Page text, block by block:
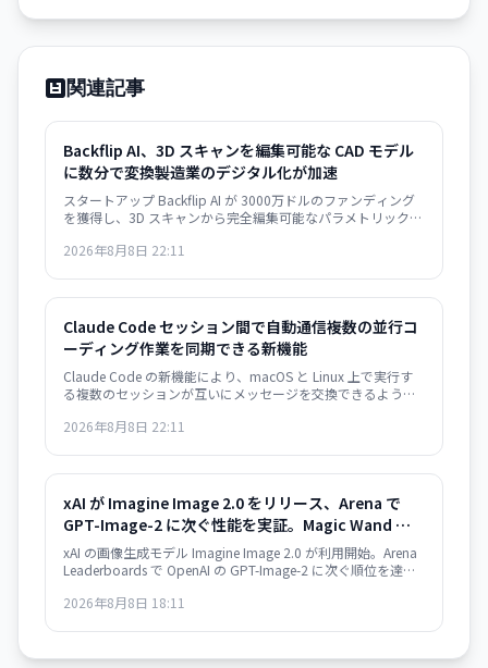
関連記事
Backflip AI、3D スキャンを編集可能な CAD モデル
に数分で変換――製造業のデジタル化が加速
スタートアップ Backflip AI が 3000万ドルのファンディング
を獲得し、3D スキャンから完全編集可能なパラメトリック
Autodesk Fusion 対応で、従来は何時間もかかっていた作業
2026年8月8日 22:11
Claude Code セッション間で自動通信――複数の並行コ
ーディング作業を同期できる新機能
Claude Code の新機能により、macOS と Linux 上で実行す
る複数のセッションが互いにメッセージを交換できるように
動的に情報共有し、開発ワークフローが大幅に効率化されま
2026年8月8日 22:11
xAI が Imagine Image 2.0 をリリース、Arena で
GPT-Image-2 に次ぐ性能を実証。Magic Wand な
ど高度な編集機能も搭載
xAI の画像生成モデル Imagine Image 2.0 が利用開始。Arena
Leaderboards で OpenAI の GPT-Image-2 に次ぐ順位を達成
ルを備えている。Grok で即利用可能、API は近日提供予定。
2026年8月8日 18:11